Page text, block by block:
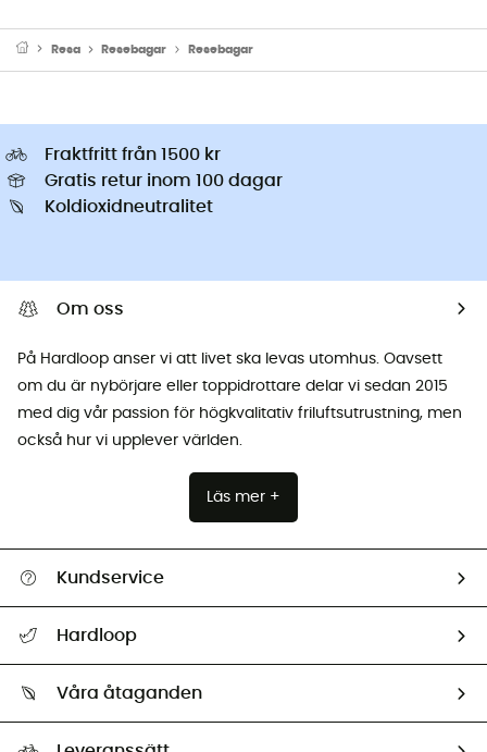
Resa Resebagar Resebagar
Fraktfritt från 1500 kr
Gratis retur inom 100 dagar
Koldioxidneutralitet
Om oss
På Hardloop anser vi att livet ska levas utomhus. Oavsett
om du är nybörjare eller toppidrottare delar vi sedan 2015
med dig vår passion för högkvalitativ friluftsutrustning, men
också hur vi upplever världen.
Läs mer +
Kundservice
Retur & återbetalning
Hardloop
Ambassadörer
Våra åtaganden